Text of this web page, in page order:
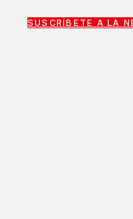
SUSCRÍBETE A LA